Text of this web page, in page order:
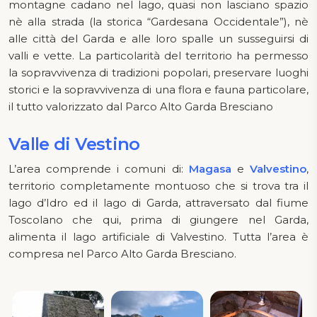
montagne cadano nel lago, quasi non lasciano spazio
nè alla strada (la storica “Gardesana Occidentale”), nè
alle città del Garda e alle loro spalle un susseguirsi di
valli e vette. La particolarità del territorio ha permesso
la sopravvivenza di tradizioni popolari, preservare luoghi
storici e la sopravvivenza di una flora e fauna particolare,
il tutto valorizzato dal Parco Alto Garda Bresciano
Valle di Vestino
L’area comprende i comuni di: Magasa eValvestino,
territorio completamente montuoso che si trova tra il
lago d’Idro ed il lago di Garda, attraversato dal fiume
Toscolano che qui, prima di giungere nel Garda,
alimenta il lago artificiale di Valvestino. Tutta l’area è
compresa nel Parco Alto Garda Bresciano.